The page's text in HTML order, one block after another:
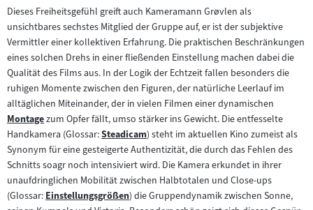
Dieses Freiheitsgefühl greift auch Kameramann Grøvlen als
unsichtbares sechstes Mitglied der Gruppe auf, er ist der subjektive
Vermittler einer kollektiven Erfahrung. Die praktischen Beschränkungen
eines solchen Drehs in einer fließenden Einstellung machen dabei die
Qualität des Films aus. In der Logik der Echtzeit fallen besonders die
ruhigen Momente zwischen den Figuren, der natürliche Leerlauf im
alltäglichen Miteinander, der in vielen Filmen einer dynamischen
Zum
Inhalt:
Montagezum Opfer fällt, umso stärker ins Gewicht. Die entfesselte
Handkamera (Glossar:Zum
Inhalt:
Steadicam) steht im aktuellen Kino zumeist als
Synonym für eine gesteigerte Authentizität, die durch das Fehlen des
Schnitts soagr noch intensiviert wird. Die Kamera erkundet in ihrer
unaufdringlichen Mobilität zwischen Halbtotalen und Close-ups
(Glossar:Zum
Einstellungsgrößen) die Gruppendynamik zwischen Sonne,